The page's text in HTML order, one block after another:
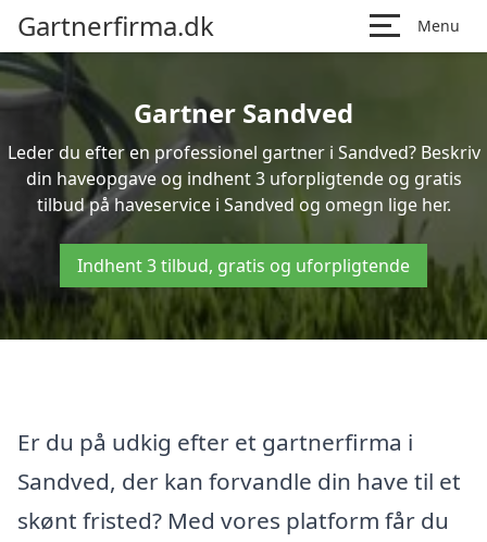
Gartnerfirma.dk Menu
Gartner Sandved
Leder du efter en professionel gartner i Sandved? Beskriv
din haveopgave og indhent 3 uforpligtende og gratis
tilbud på haveservice i Sandved og omegn lige her.
Indhent 3 tilbud, gratis og uforpligtende
Er du på udkig efter et gartnerfirma i
Sandved, der kan forvandle din have til et
skønt fristed? Med vores platform får du